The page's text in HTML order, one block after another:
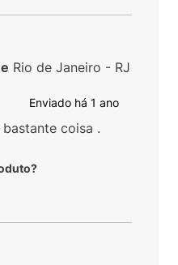
Enviado há 1 ano
coisa .
Rio de Janeiro - RJ